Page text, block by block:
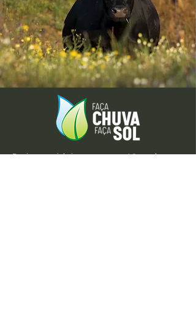
Envie-nos ideias ou sugestões de